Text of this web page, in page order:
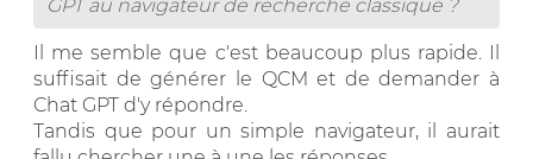
GPT au navigateur de recherche classique ?
Il me semble que c'est beaucoup plus rapide. Il
suffisait de générer le QCM et de demander à
Chat GPT d'y répondre.
Tandis que pour un simple navigateur, il aurait